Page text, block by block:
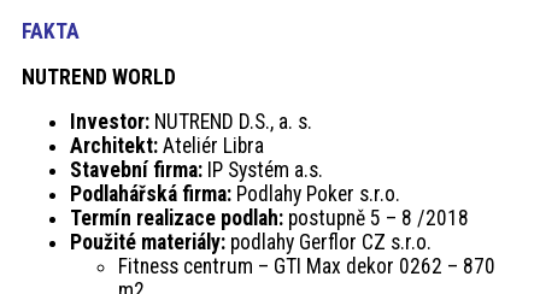
FAKTA
NUTREND WORLD
Investor:NUTREND D.S., a. s.
Architekt:Ateliér Libra
Stavební firma:IP Systém a.s.
Podlahářská firma:Podlahy Poker s.r.o.
Termín realizace podlah:postupně 5 – 8 /2018
Použité materiály:podlahy Gerflor CZ s.r.o.
Fitness centrum – GTI Max dekor 0262 – 870